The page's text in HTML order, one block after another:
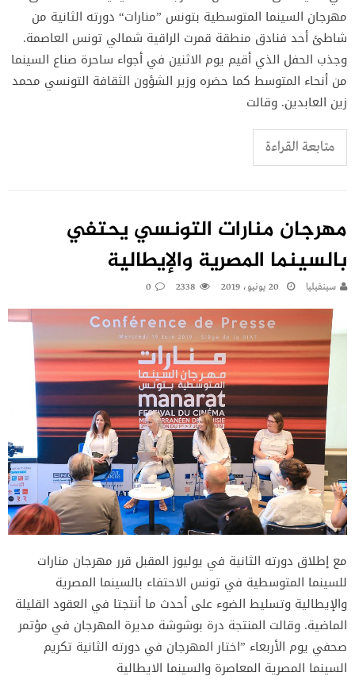
مهرجان السينما المتوسطية بتونس ”منارات“ دورته الثانية من
شاطئ أحد فنادق منطقة قمرت الراقية شمالي تونس العاصمة.
وجذب الحفل الذي أقيم يوم الاثنين في أجواء ساحرة صناع السينما
من أنحاء المتوسط كما حضره وزير الشؤون الثقافة التونسي محمد
زين العابدين. وقالت
متابعة القراءة
مهرجان منارات التونسي يحتفي
بالسينما المصرية والإيطالية
سينفيليا 20 يونيو، 2019 2338
0
مع إطلاق دورته الثانية في يوليوز المقبل قرر مهرجان منارات
للسينما المتوسطية في تونس الاحتفاء بالسينما المصرية
والإيطالية وتسليط الضوء على أحدث ما أنتجتا في العقود القليلة
الماضية. وقالت المنتجة درة بوشوشة مديرة المهرجان في مؤتمر
صحفي يوم الأربعاء ”اختار المهرجان في دورته الثانية تكريم
السينما المصرية المعاصرة والسينما الايطالية